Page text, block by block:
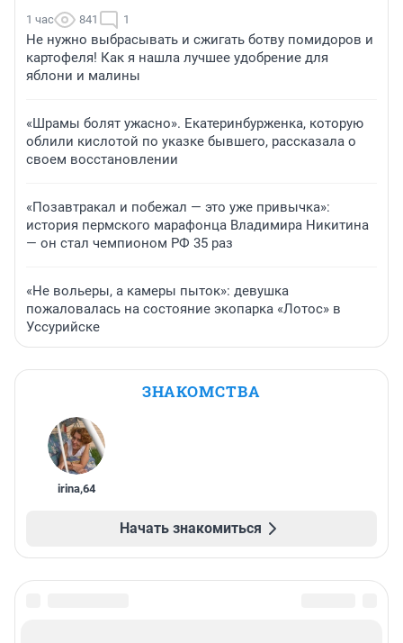
1 час 841 1
Не нужно выбрасывать и сжигать ботву помидоров и
картофеля! Как я нашла лучшее удобрение для
яблони и малины
«Шрамы болят ужасно». Екатеринбурженка, которую
облили кислотой по указке бывшего, рассказала о
своем восстановлении
«Позавтракал и побежал — это уже привычка»:
история пермского марафонца Владимира Никитина
— он стал чемпионом РФ 35 раз
«Не вольеры, а камеры пыток»: девушка
пожаловалась на состояние экопарка «Лотос» в
Уссурийске
ЗНАКОМСТВА
irina,64
Начать знакомиться